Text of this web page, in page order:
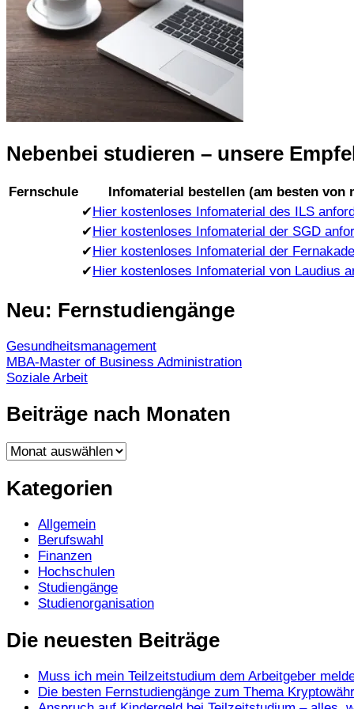
Nebenbei studieren – unsere
Fernschule
Infomaterial bestellen (am besten von
✔ Hier kostenloses Infomaterial des ILS
✔ Hier kostenloses Infomaterial der SGD
✔ Hier kostenloses Infomaterial der
✔ Hier kostenloses Infomaterial von Laudius
Neu: Fernstudiengänge
Gesundheitsmanagement
MBA-Master of Business Administration
Soziale Arbeit
Beiträge nach Monaten
Beiträge
nach
Monaten
Kategorien
Allgemein
Berufswahl
Finanzen
Hochschulen
Studiengänge
Studienorganisation
Die neuesten Beiträge
Muss ich mein Teilzeitstudium dem Arbeitgeber
Die besten Fernstudiengänge zum Thema